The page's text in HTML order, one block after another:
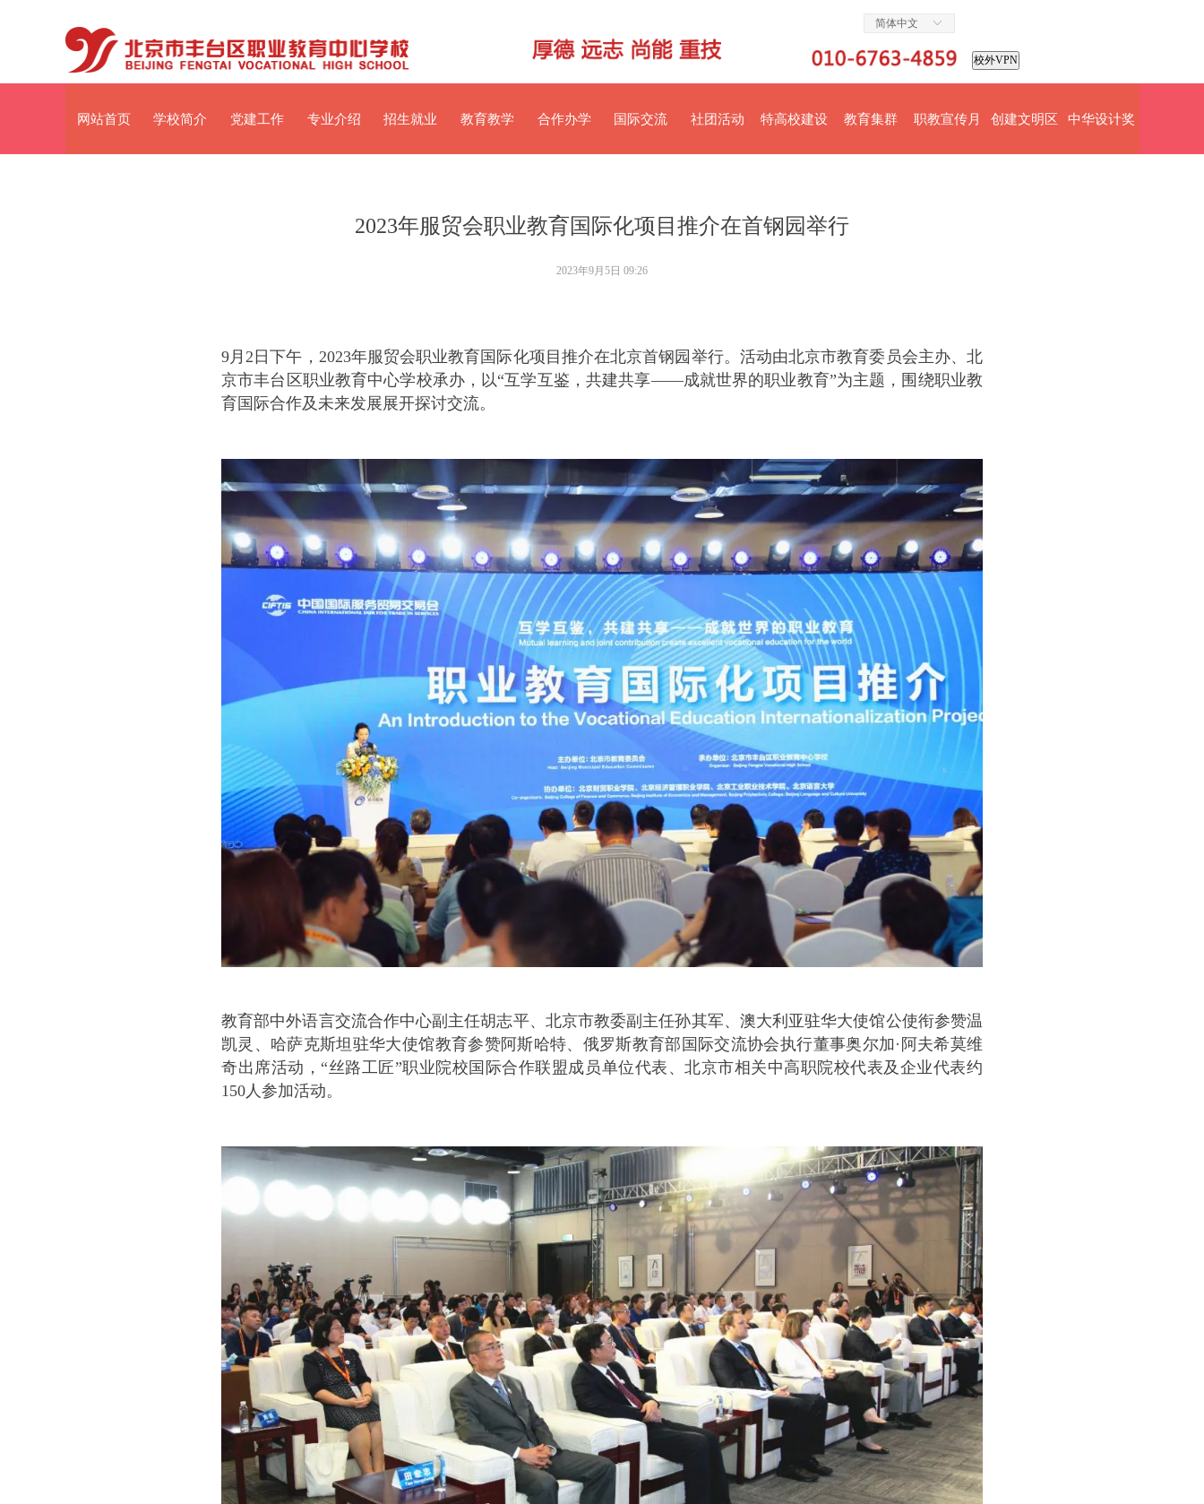
网站首页 学校简介 党建工作 专业介绍 招生就业 教育教学 合作办学 国际交流 社团活动 特高校建设 教育集群 职教宣传月 创建文明区 中华设计奖
ꀅ
简体中文
校外VPN
2023年服贸会职业教育国际化项目推介在首钢园举行
9月2日下午，2023年服贸会职业教育国际化项目推介在北京首钢园举行。活动由北京市教育委员会主办、北
京市丰台区职业教育中心学校承办，以“互学互鉴，共建共享——成就世界的职业教育”为主题，围绕职业教
育国际合作及未来发展展开探讨交流。
教育部中外语言交流合作中心副主任胡志平、北京市教委副主任孙其军、澳大利亚驻华大使馆公使衔参赞温
凯灵、哈萨克斯坦驻华大使馆教育参赞阿斯哈特、俄罗斯教育部国际交流协会执行董事奥尔加·阿夫希莫维
奇出席活动，“丝路工匠”职业院校国际合作联盟成员单位代表、北京市相关中高职院校代表及企业代表约
150人参加活动。
2023年9月5日 09:26